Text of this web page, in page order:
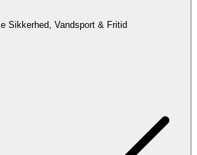
Sikkerhed, Vandsport & Fritid